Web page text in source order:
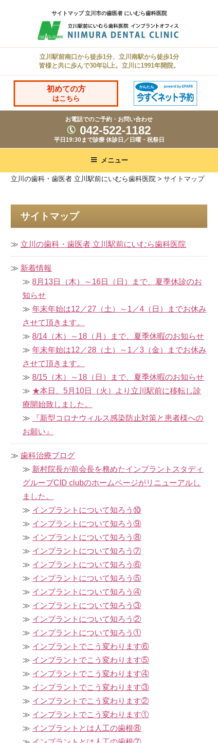
ン
へ
サイトマップ 立川市の歯医者 にいむら歯科医院
立川駅前南口から徒歩1分、立川南駅から徒歩1分
皆様と共に歩んで30年以上。立川に1991年開院。
初めての方
はこちら
お電話でのご予約・お問い合わせ
042-522-1182
平日19:30まで診療 休診日／日曜・祝祭日
メニュー
立川の歯科・歯医者 立川駅前にいむら歯科医院 >サイトマップ
サイトマップ
立川の歯科・歯医者 立川駅前にいむら歯科医院
新着情報
8月13日（木）～16日（日）まで、夏季休診のお
知らせ
年末年始は12／27（土）～1／4（日）までお休み
させて頂きます。
8/14（木）～18（月）まで、夏季休暇のお知らせ
年末年始は12／28（土）～1／3（金）までお休み
させて頂きます。
8/15（木）～18（日）まで、夏季休暇のお知らせ
★本日、5月10日（火）より立川駅前に移転し診
療開始致しました。
『新型コロナウィルス感染防止対策と患者様への
お願い』
歯科治療ブログ
新村院長が前会長を務めたインプラントスタディ
グループCID clubのホームページがリニューアルし
ました。
インプラントについて知ろう⑩
インプラントについて知ろう⑨
インプラントについて知ろう⑧
インプラントについて知ろう⑦
インプラントについて知ろう⑥
インプラントについて知ろう⑤
インプラントについて知ろう④
インプラントについて知ろう③
インプラントについて知ろう②
インプラントについて知ろう①
インプラントでこう変わります⑥
インプラントでこう変わります⑤
インプラントでこう変わります④
インプラントでこう変わります③
インプラントでこう変わります②
インプラントでこう変わります①
インプラントとは人工の歯根⑧